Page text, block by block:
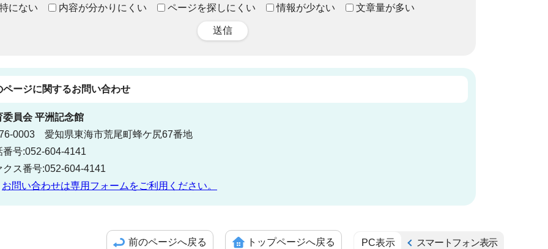
にない
内容が分かりにくい ページを探しにくい 情報が少ない 文章量が多い
送信
ページに関するお問い合わせ
委員会 平洲記念館
0003 愛知県東海市荒尾町蜂ケ尻67番地
番号:052-604-4141
クス番号:052-604-4141
お問い合わせは専用フォームをご利用ください。
前のページへ戻る トップページへ戻る PC表示 スマートフォン表示